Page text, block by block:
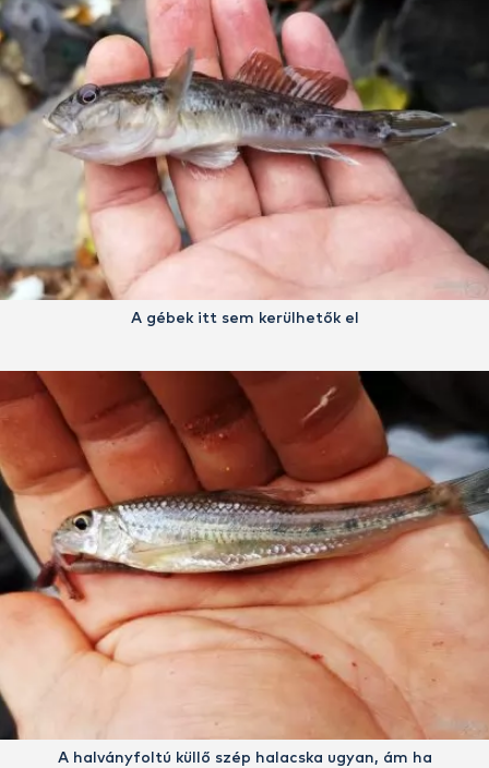
A gébek itt sem kerülhetők el
A halványfoltú küllő szép halacska ugyan, ám ha